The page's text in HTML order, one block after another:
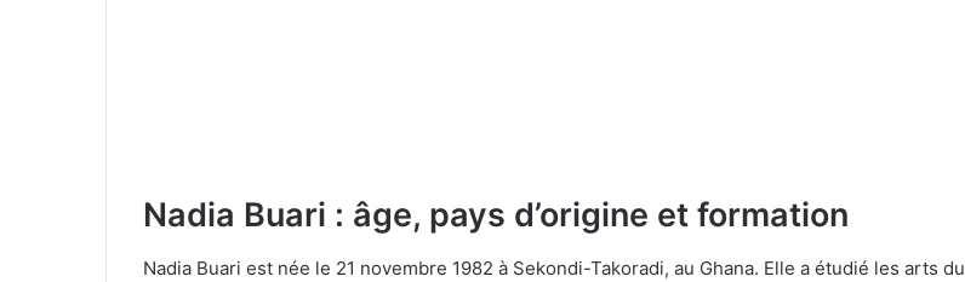
Nadia Buari : âge, pays d’origine et formation
Nadia Buari est née le 21 novembre 1982 à Sekondi-Takoradi, au Ghana. Elle a étudié les arts du